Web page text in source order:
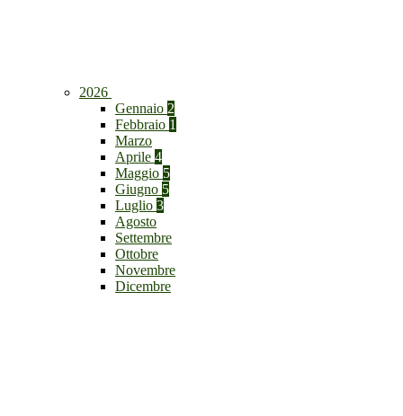
2026
Gennaio 2
Febbraio 1
Marzo
Aprile 4
Maggio 5
Giugno 5
Luglio 3
Agosto
Settembre
Ottobre
Novembre
Dicembre